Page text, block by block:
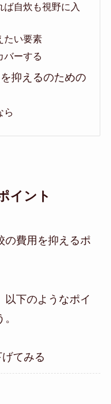
自炊も視野に入
たい要素
バーする
抑えるのための
ら
イント
の費用を抑えるポ
以下のようなポイ
てみる